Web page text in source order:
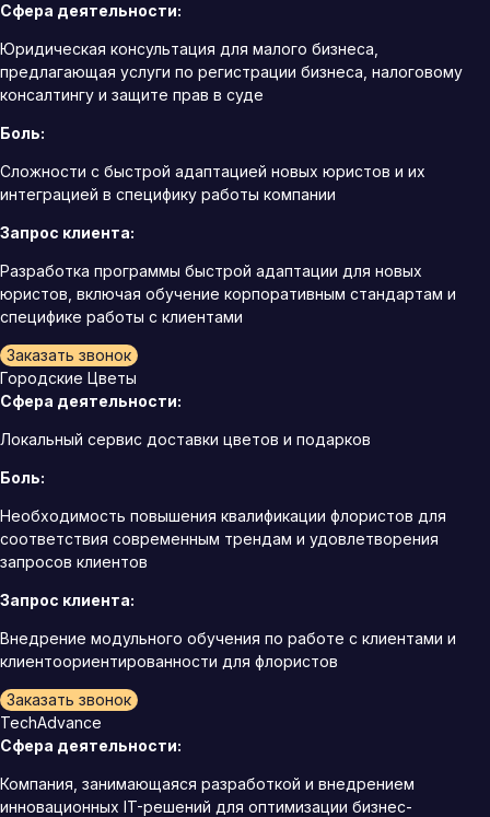
Сфера деятельности:
Юридическая консультация для малого бизнеса,
предлагающая услуги по регистрации бизнеса, налоговому
консалтингу и защите прав в суде
Боль:
Сложности с быстрой адаптацией новых юристов и их
интеграцией в специфику работы компании
Запрос клиента:
Разработка программы быстрой адаптации для новых
юристов, включая обучение корпоративным стандартам и
специфике работы с клиентами
Заказать звонок
Городские Цветы
Сфера деятельности:
Локальный сервис доставки цветов и подарков
Боль:
Необходимость повышения квалификации флористов для
соответствия современным трендам и удовлетворения
запросов клиентов
Запрос клиента:
Внедрение модульного обучения по работе с клиентами и
клиентоориентированности для флористов
Заказать звонок
TechAdvance
Сфера деятельности:
Компания, занимающаяся разработкой и внедрением
инновационных IT-решений для оптимизации бизнес-